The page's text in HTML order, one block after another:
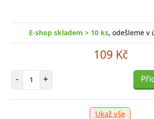
E-shop skladem > 10 ks, odešleme v
109 Kč
- Počet položek
+
Ukaž vše
199 Kč
1 039 Kč